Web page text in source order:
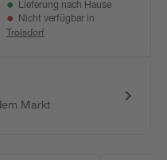
Lieferung nach Hause
Nicht verfügbar in
Troisdorf
Markt